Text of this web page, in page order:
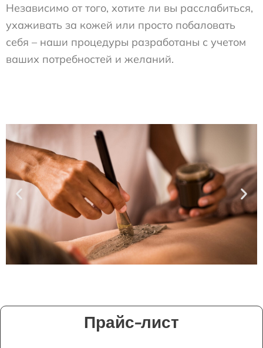
Независимо от того, хотите ли вы расслабиться,
ухаживать за кожей или просто побаловать
себя – наши процедуры разработаны с учетом
ваших потребностей и желаний.
Прайс-лист